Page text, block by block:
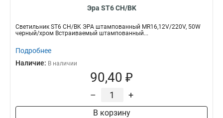
Эра ST6 CH/BK
Светильник ST6 CH/BK ЭРА штампованный MR16,12V/220V, 50W
черный/хром Встраиваемый штампованный...
Подробнее
Наличие: В наличии
90,40 ₽
– +
В корзину